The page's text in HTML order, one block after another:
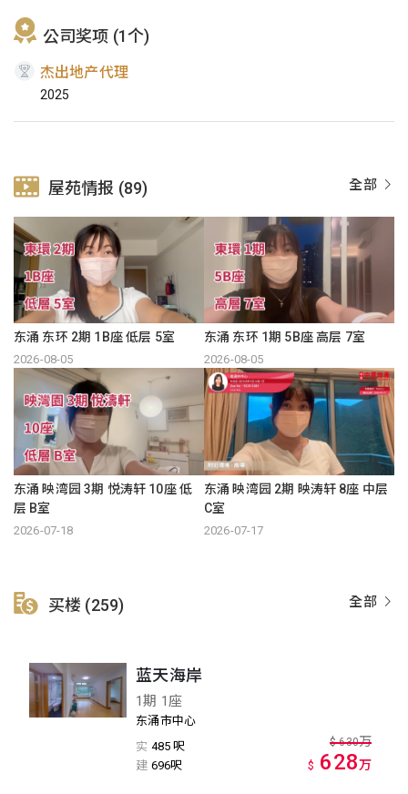
公司奖项 (1个)
杰出地产代理
2025
全部
屋苑情报 (89)
东涌 东环 2期 1B座 低层 5室
2026-08-05
东涌 东环 1期 5B座 高层 7室
2026-08-05
东涌 映湾园 3期 悦涛轩 10座 低
层 B室
2026-07-18
东涌 映湾园 2期 映涛轩 8座 中层
C室
2026-07-17
全部
买楼 (259)
蓝天海岸
1期 1座
东涌市中心
实 485 呎
建 696呎
$ 630万
$ 628万